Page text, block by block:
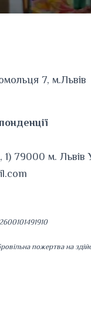
7, м.Львів
79000 м. Львів
пожертва на